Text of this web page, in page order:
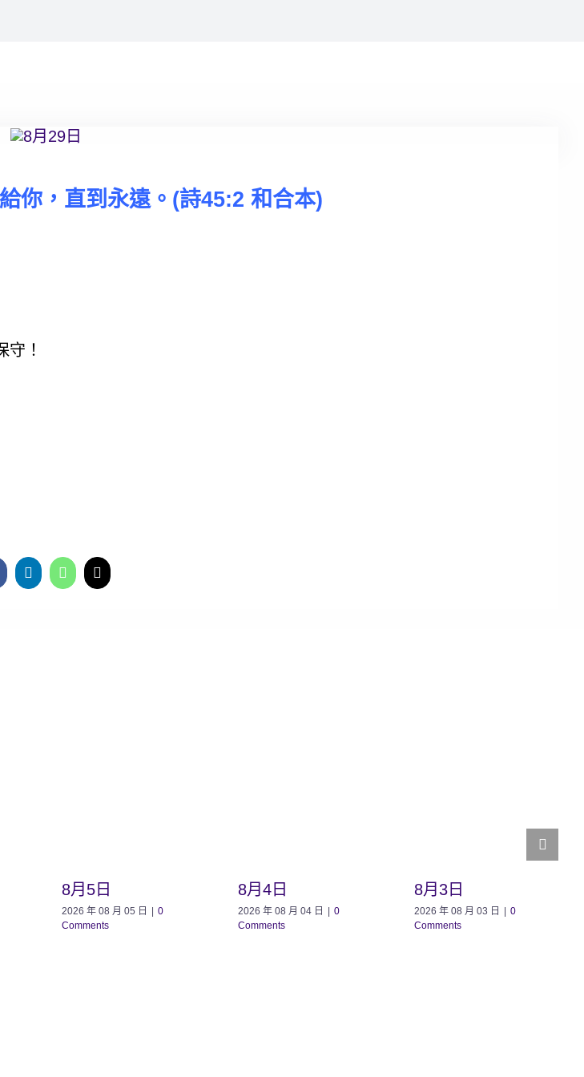
你，直到永遠。 (詩45:2 和合本)
守！
8月5日
2026 年 08 月 05 日
0
Comments
8月4日
2026 年 08 月 04 日
0
Comments
8月3日
2026 年 08 月 03 日
0
Comments